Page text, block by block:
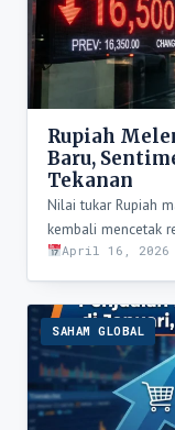
Rupiah
Baru,
Tekanan
Nilai tukar Rupiah
kembali mencetak
April 16, 2026
SAHAM GLOBAL